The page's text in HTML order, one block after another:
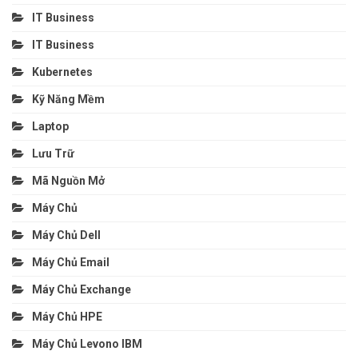
IT Business
IT Business
Kubernetes
Kỹ Năng Mềm
Laptop
Lưu Trữ
Mã Nguồn Mở
Máy Chủ
Máy Chủ Dell
Máy Chủ Email
Máy Chủ Exchange
Máy Chủ HPE
Máy Chủ Levono IBM